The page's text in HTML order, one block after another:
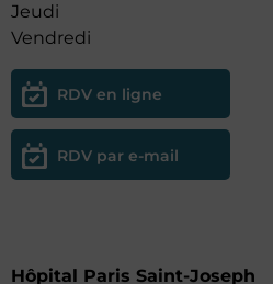
Jeudi
Vendredi
RDV en ligne
RDV par e-mail
Hôpital Paris Saint-Joseph